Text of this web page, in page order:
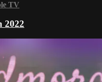
TV
2022